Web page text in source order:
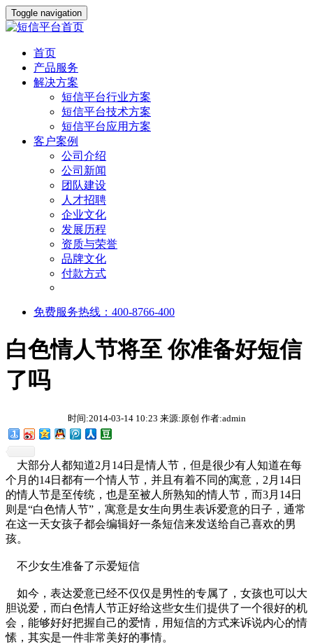
Toggle navigation
首页
产品服务
解决方案
短信平台行业方案
短信平台技术方案
短信平台应用方案
客户案例
公司介绍
公司新闻
团队建设
人才招聘
企业文化
发展历程
资质与荣誉
品牌文化
付款方式
免费服务热线：400-8766-400
白色情人节将至 你准备好短信
了吗
时间:2014-03-14 10:23 来源:原创 作者:admin
大部分人都知道2月14日是情人节，但是很少有人知道在每
个月的14日都有一个情人节，并且有着不同的寓意，2月14日
的情人节是至传统，也是至被人所熟知的情人节，而3月14日
则是“白色情人节”，寓意是女生向男生表诉爱意的日子，通常
在这一天女孩子都会编辑好一条短信来发送给自己喜欢的男
孩。
不少女生准备了示爱短信
如今，表达爱意已经不仅仅是男性的专属了，女孩也可以大
胆说爱，而白色情人节正好给这些女生们提供了一个很好的机
会，能够好好把握自己的爱情，用短信的方式来诉说内心的情
愫，其实是一件非常美好的事情。